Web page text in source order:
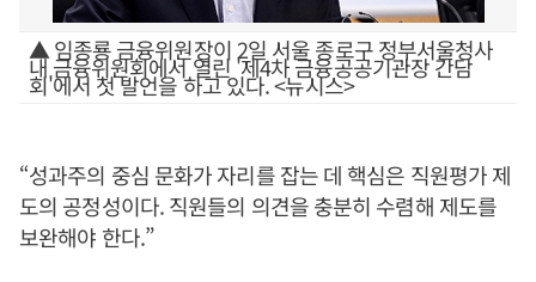
▲ 임종룡 금융위원장이 2일 서울 종로구 정부서울청사
내 금융위원회에서 열린 '제4차 금융공공기관장 간담
회'에서 첫 발언을 하고 있다. <뉴시스>
“성과주의 중심 문화가 자리를 잡는 데 핵심은 직원평가 제
도의 공정성이다. 직원들의 의견을 충분히 수렴해 제도를
보완해야 한다.”